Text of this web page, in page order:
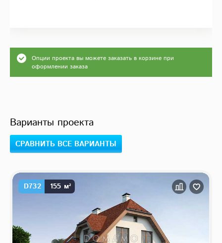
Опции проекта вы можете заказать в корзине при
оформлении заказа
Варианты проекта
СРАВНИТЬ ВСЕ ВАРИАНТЫ
D732 155 м²